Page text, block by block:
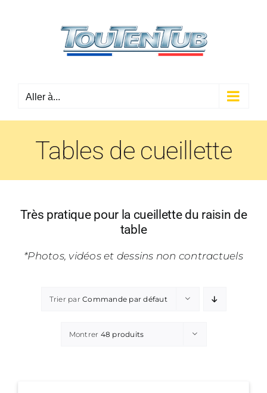
Aller à...
Tables de cueillette
Très pratique pour la cueillette du raisin de
table
*Photos, vidéos et dessins non contractuels
Trier parCommande par défaut
Montrer 48 produits